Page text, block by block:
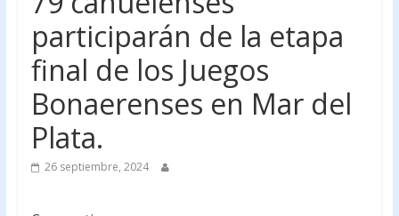
participarán de la etapa
final de los Juegos
Bonaerenses en Mar del
Plata.
26 septiembre, 2024